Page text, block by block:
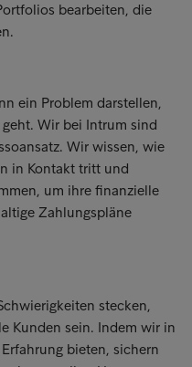
bearbeiten, die
ein Problem darstellen,
Wir bei Intrum sind
Wir wissen, wie
in Kontakt tritt und
um ihre finanzielle
Zahlungspläne
stecken,
Kunden sein. Indem wir in
bieten, sichern